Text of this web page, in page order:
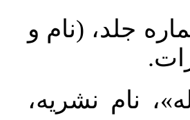
جلد، (نام و
نام نشریه،